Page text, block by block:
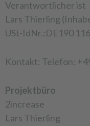
Verantwortlicher ist
Lars Thierling
USt-IdNr.:DE190
Kontakt: Telefon:
Projektbüro
2increase
Lars Thierling